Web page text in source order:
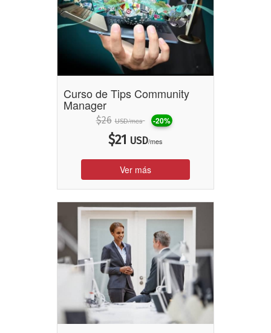
Curso de Tips Community
Manager
$26 USD/mes -20%
$21 USD/mes
Ver más